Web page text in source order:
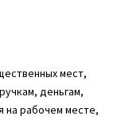
мест,
деньгам,
на рабочем месте,